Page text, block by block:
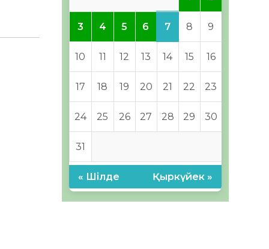
3 4 5 6 7 8 9
10 11 12 13 14 15 16
17 18 19 20 21 22 23
24 25 26 27 28 29 30
31
« Шілде Қыркүйек »